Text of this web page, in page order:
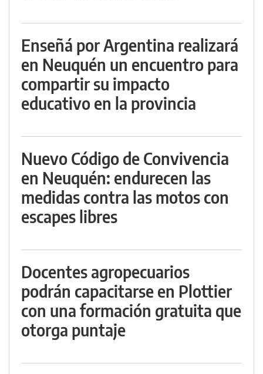
Enseñá por Argentina realizará
en Neuquén un encuentro para
compartir su impacto
educativo en la provincia
Nuevo Código de Convivencia
en Neuquén: endurecen las
medidas contra las motos con
escapes libres
Docentes agropecuarios
podrán capacitarse en Plottier
con una formación gratuita que
otorga puntaje